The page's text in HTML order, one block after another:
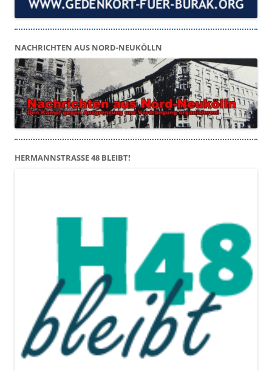
NACHRICHTEN AUS NORD-NEUKÖLLN
HERMANNSTRASSE 48 BLEIBT!